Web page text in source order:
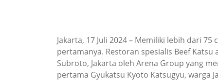
Jakarta, 17 Juli 2024 – Memiliki lebih dari
pertamanya. Restoran spesialis Beef
Subroto, Jakarta oleh Arena Group yang
pertama Gyukatsu Kyoto Katsugyu, warga